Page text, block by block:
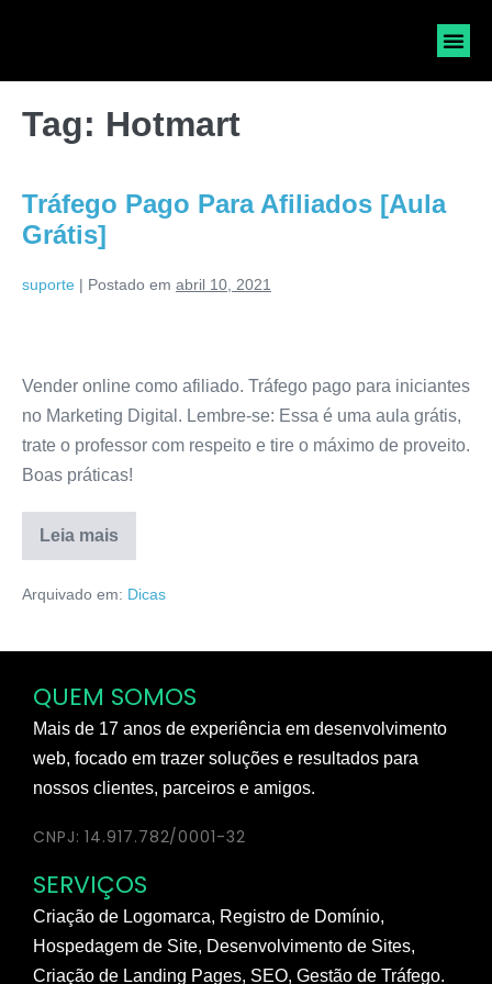
Tag: Hotmart
Tráfego Pago Para Afiliados [Aula
Grátis]
suporte | Postado em abril 10, 2021
Vender online como afiliado. Tráfego pago para iniciantes
no Marketing Digital. Lembre-se: Essa é uma aula grátis,
trate o professor com respeito e tire o máximo de proveito.
Boas práticas!
Leia mais
Arquivado em: Dicas
QUEM SOMOS
Mais de 17 anos de experiência em desenvolvimento
web, focado em trazer soluções e resultados para
nossos clientes, parceiros e amigos.
CNPJ: 14.917.782/0001-32
SERVIÇOS
Criação de Logomarca, Registro de Domínio,
Hospedagem de Site, Desenvolvimento de Sites,
Criação de Landing Pages, SEO, Gestão de Tráfego.